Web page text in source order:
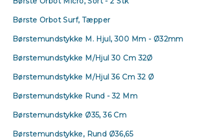
Børste Orbot Surf, Tæpper
Børstemundstykke M. Hjul, 300 Mm - Ø32mm
Børstemundstykke M/hjul 30 Cm 32Ø
Børstemundstykke M/hjul 36 Cm 32 Ø
Børstemundstykke Rund - 32 Mm
Børstemundstykke Ø35, 36 Cm
Børstemundstykke, Rund Ø36,65